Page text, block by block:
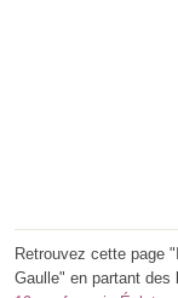
Retrouvez cette page
Gaulle" en partant des